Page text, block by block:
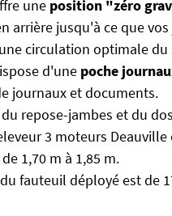
une position "zéro
arrière jusqu'à ce que
circulation optimale
d'une poche
journaux et documents.
repose-jambes et du
3 moteurs
1,70 m à 1,85 m.
fauteuil déployé est de